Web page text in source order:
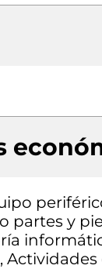
partes y